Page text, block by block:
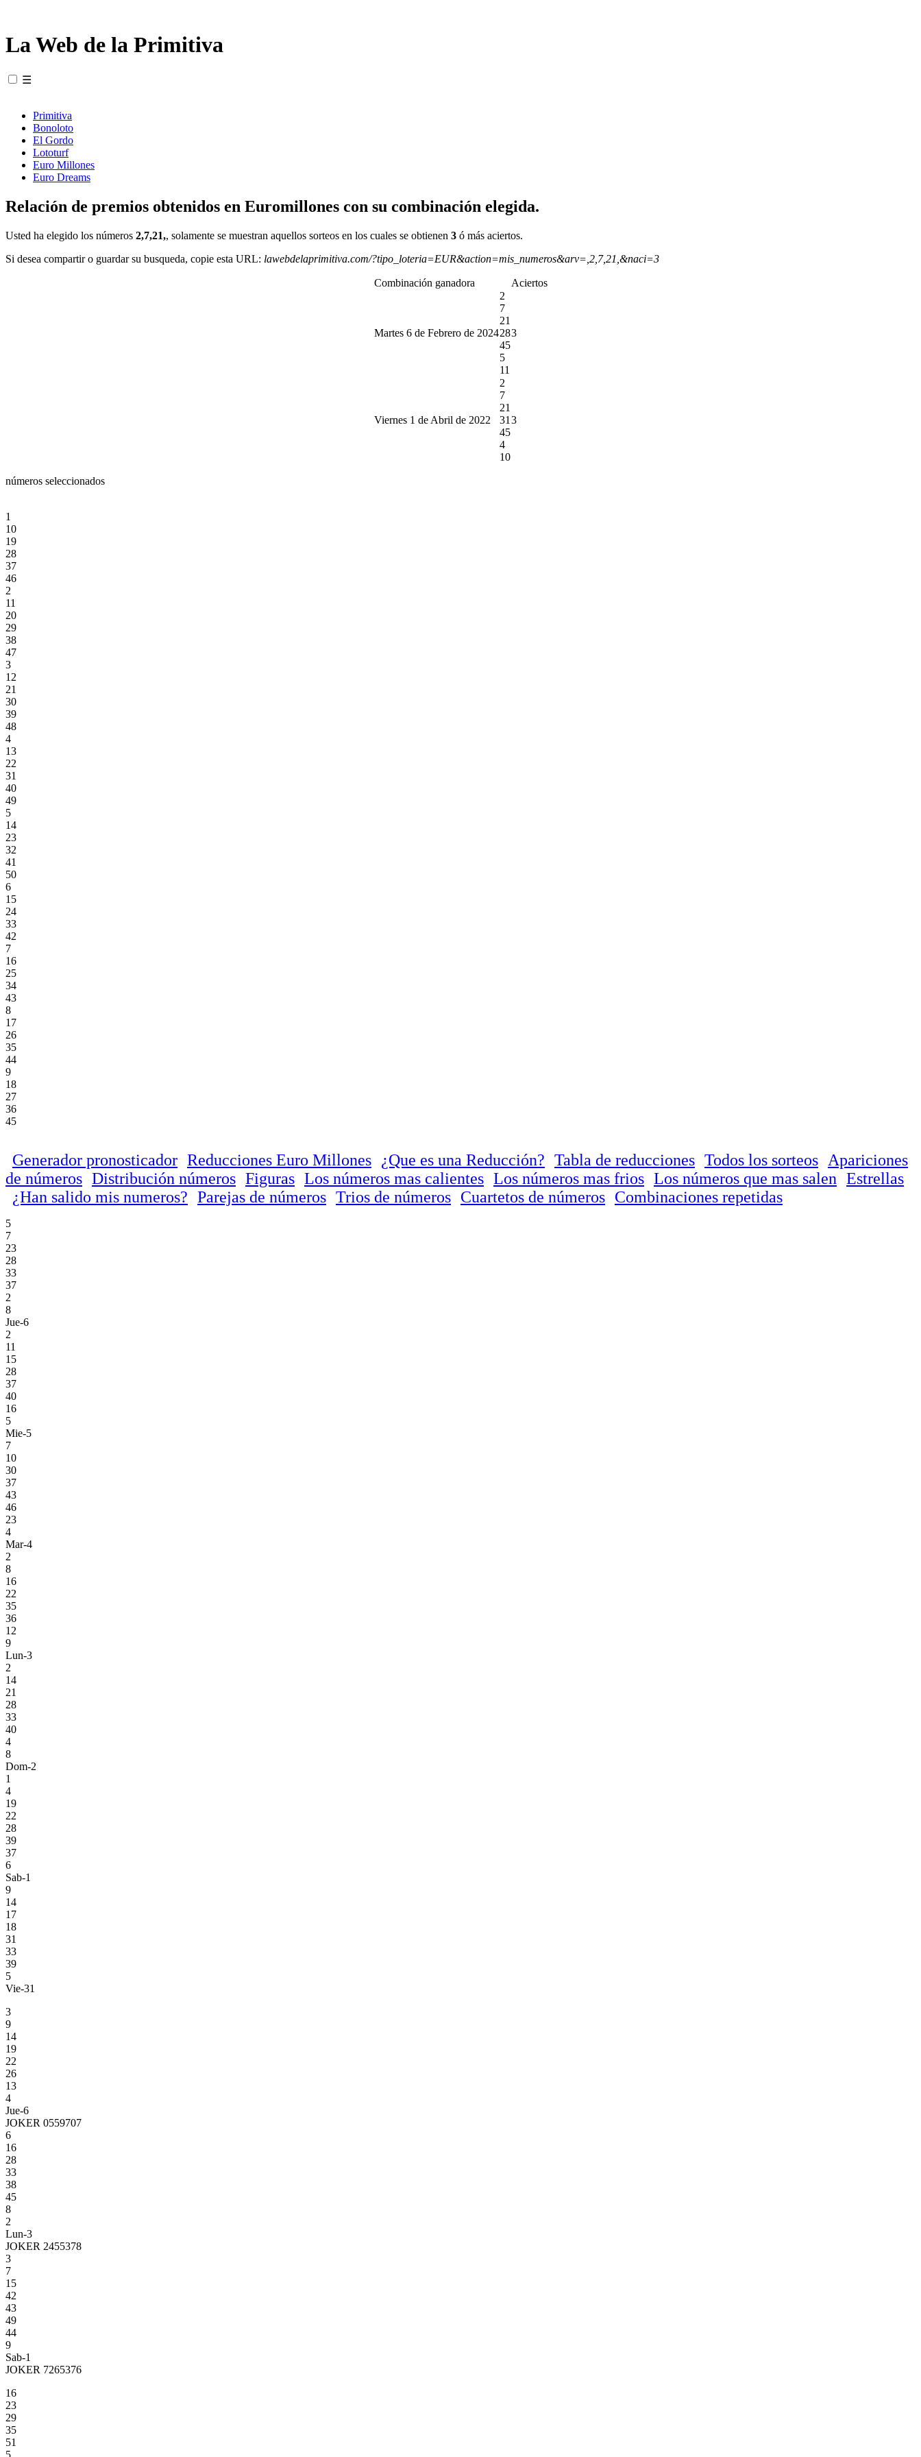
La Web de la Primitiva
☰
Primitiva
Bonoloto
El Gordo
Lototurf
Euro Millones
Euro Dreams
Relación de premios obtenidos en Euromillones con su combinación elegida.
Usted ha elegido los números 2,7,21,, solamente se muestran aquellos sorteos en los cuales se obtienen 3 ó más aciertos.
Si desea compartir o guardar su busqueda, copie esta URL: lawebdelaprimitiva.com/?tipo_loteria=EUR&action=mis_numeros&arv=,2,7,21,&naci=3
Combinación ganadora Aciertos
Martes 6 de Febrero de 2024
2
7
21
28
45
5
11
3
Viernes 1 de Abril de 2022
2
7
21
31
45
4
10
3
números seleccionados
1
10
19
28
37
46
2
11
20
29
38
47
3
12
21
30
39
48
4
13
22
31
40
49
5
14
23
32
41
50
6
15
24
33
42
7
16
25
34
43
8
17
26
35
44
9
18
27
36
45
Generador pronosticador Reducciones Euro Millones ¿Que es una Reducción? Tabla de reducciones Todos los sorteos
Apariciones
de números Distribución números Figuras Los números mas calientes Los números mas frios Los números que mas salen Estrellas
¿Han salido mis numeros? Parejas de números Trios de números Cuartetos de números Combinaciones repetidas
5
7
23
28
33
37
2
8
Jue-6
2
11
15
28
37
40
16
5
Mie-5
7
10
30
37
43
46
23
4
Mar-4
2
8
16
22
35
36
12
9
Lun-3
2
14
21
28
33
40
4
8
Dom-2
1
4
19
22
28
39
37
6
Sab-1
9
14
17
18
31
33
39
5
Vie-31
3
9
14
19
22
26
13
4
Jue-6
JOKER 0559707
6
16
28
33
38
45
8
2
Lun-3
JOKER 2455378
3
7
15
42
43
49
44
9
Sab-1
JOKER 7265376
16
23
29
35
51
5